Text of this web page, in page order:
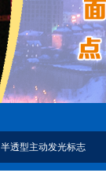
半透型主动发光标志